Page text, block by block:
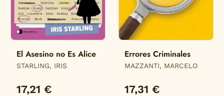
El Asesino no Es Alice
STARLING, IRIS
17,21 €
Errores Criminales
MAZZANTI, MARCELO
17,31 €